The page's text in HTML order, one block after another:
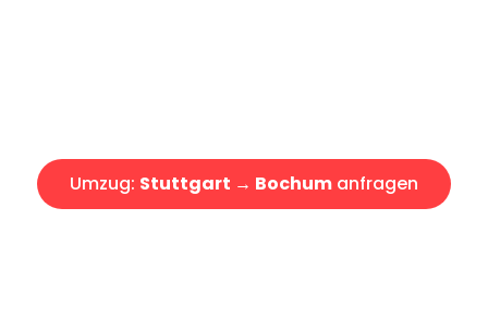
Umzug: Stuttgart → Bochum anfragen